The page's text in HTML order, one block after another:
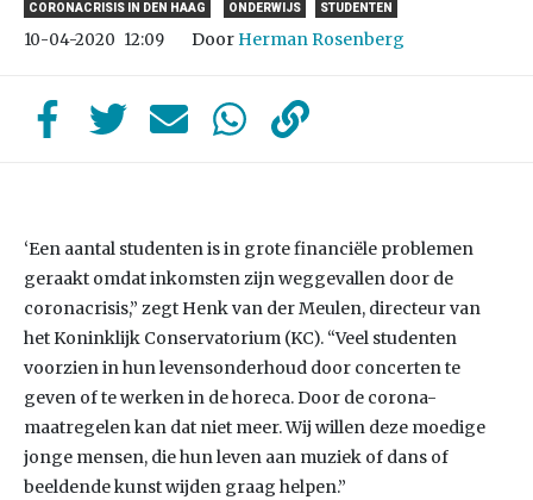
CORONACRISIS IN DEN HAAG ONDERWIJS STUDENTEN
10-04-2020 12:09 Door Herman Rosenberg
‘Een aantal studenten is in grote financiële problemen
geraakt omdat inkomsten zijn weggevallen door de
coronacrisis,” zegt Henk van der Meulen, directeur van
het Koninklijk Conservatorium (KC). “Veel studenten
voorzien in hun levensonderhoud door concerten te
geven of te werken in de horeca. Door de corona-
maatregelen kan dat niet meer. Wij willen deze moedige
jonge mensen, die hun leven aan muziek of dans of
beeldende kunst wijden graag helpen.”